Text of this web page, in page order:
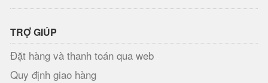
TRỢ GIÚP
Đặt hàng và thanh toán qua web
Quy định giao hàng